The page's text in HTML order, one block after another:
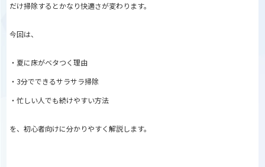
だけ掃除するとかなり快適さが変わります。
今回は、
・夏に床がベタつく理由
・3分でできるサラサラ掃除
・忙しい人でも続けやすい方法
を、初心者向けに分かりやすく解説します。